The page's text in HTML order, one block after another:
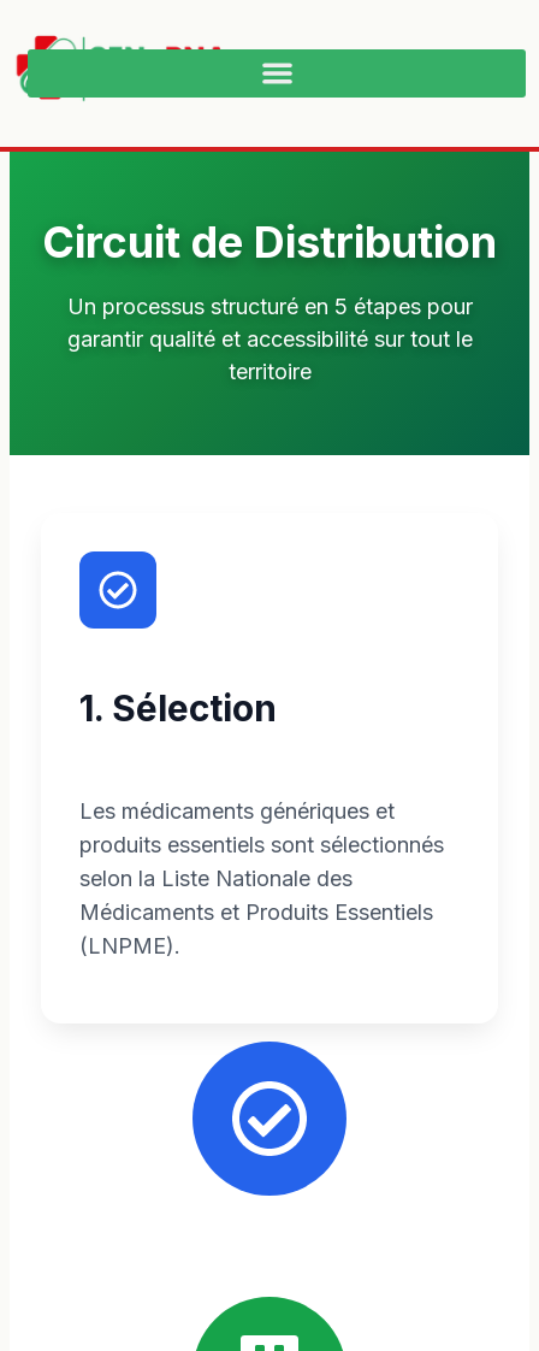
Circuit de Distribution
Un processus structuré en 5 étapes pour
garantir qualité et accessibilité sur tout le
territoire
1. Sélection
Les médicaments génériques et
produits essentiels sont sélectionnés
selon la Liste Nationale des
Médicaments et Produits Essentiels
(LNPME).